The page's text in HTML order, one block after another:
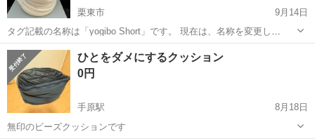
栗東市
9月14日
タグ記載の名称は「yogibo Short」です。 現在は、名称を変更し
「yogibo Lite」として販売されています。 【参考URL】
https://yogibo.jp/products/sht 【サイズ】...
滋賀 栗東市 ソファ yogibo
ひとをダメにするクッション
0円
手原駅
8月18日
無印のビーズクッションです